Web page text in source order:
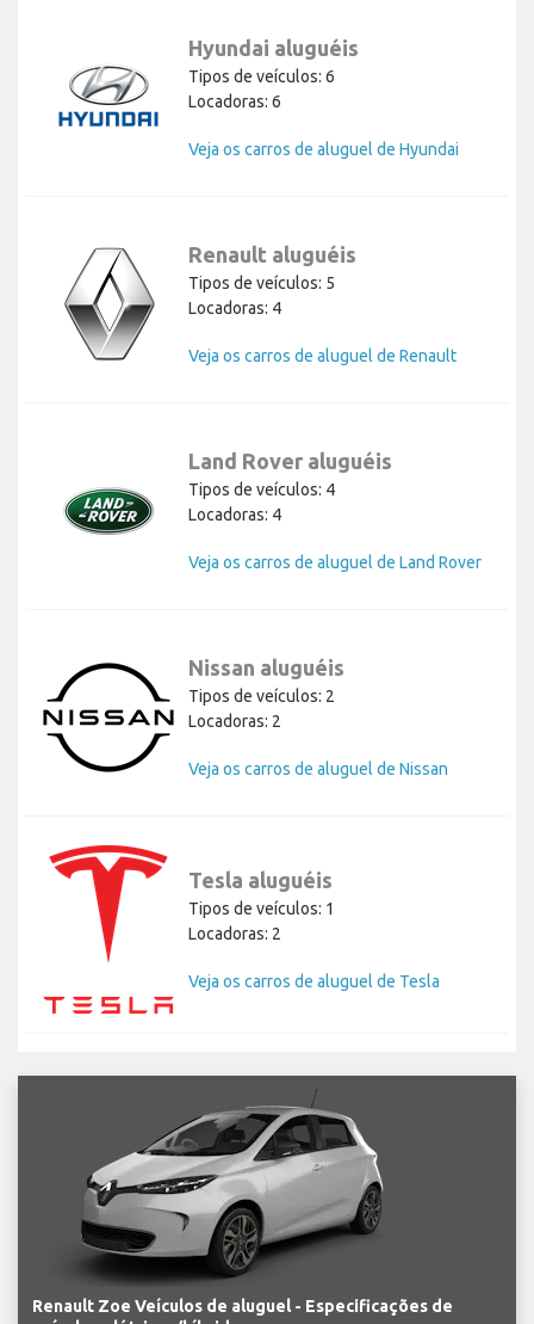
Hyundai aluguéis
Tipos de veículos: 6
Locadoras: 6
Veja os carros de aluguel de Hyundai
Renault aluguéis
Tipos de veículos: 5
Locadoras: 4
Veja os carros de aluguel de Renault
Land Rover aluguéis
Tipos de veículos: 4
Locadoras: 4
Veja os carros de aluguel de Land Rover
Nissan aluguéis
Tipos de veículos: 2
Locadoras: 2
Veja os carros de aluguel de Nissan
Tesla aluguéis
Tipos de veículos: 1
Locadoras: 2
Veja os carros de aluguel de Tesla
Renault Zoe Veículos de aluguel - Especificações de